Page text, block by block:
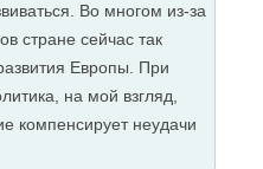
Во многом из-за
стране сейчас так
Европы. При
на мой взгляд,
компенсирует неудачи